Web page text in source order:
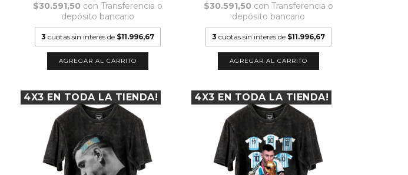
$30.591,50 con Transferencia o
depósito bancario
3 cuotas sin interés de $11.996,67
AGREGAR AL CARRITO
$30.591,50 con Transferencia o
depósito bancario
3 cuotas sin interés de $11.996,67
AGREGAR AL CARRITO
4X3 EN TODA LA TIENDA! 4X3 EN TODA LA TIENDA!